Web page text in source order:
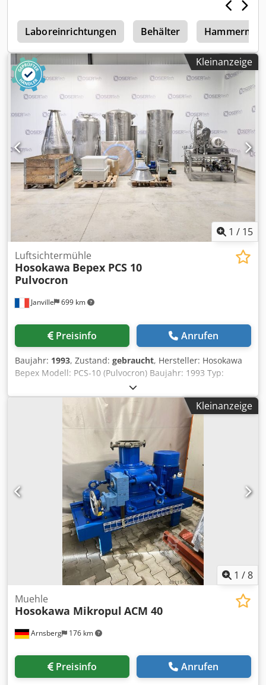
Laboreinrichtungen Behälter
Kleinanzeige
1 / 15
Janville 699 km
Luftsichtermühle
Hosokawa Bepex PCS 10
Pulvocron
Preisinfo Anrufen
Baujahr: 1993, Zustand: gebraucht, Hersteller: Hosokawa
Bepex Modell: PCS-10 (Pulvocron) Baujahr: 1993 Typ:
Windsichter-Mühle / Mikronisierer Nennleistung: 10 kg/h
Brabender Schneckendosierer Produktfiltration und
Sammelzyklon + pneumatische Reinigung Djdpfxszbynvo
Ab Eokr Ex-geschütztes Sicherheitsventil Drehschleuse für
Luft/Produkt Mikropul 12-6-30 Aufnahmefilter:
Produktsammeltrichter mit Feinstpartikelabscheidung
Innenmaße: Ø 90 cm x 530 cm Schmiereinheit mit Pumpe
Dampfsterilisation Planung einer neuen Elektroinstallation
(Dieses Angebot ist aufpreispflichtig) Vollständige
technische Dokumentation + Papierzeichnungen Produkt-
Auslauftrichter Kapazität: 200 kg – 1.100 Liter
Kleinanzeige
1 /8
Arnsberg 176 km
Muehle
Hosokawa Mikropul ACM 40
Preisinfo Anrufen